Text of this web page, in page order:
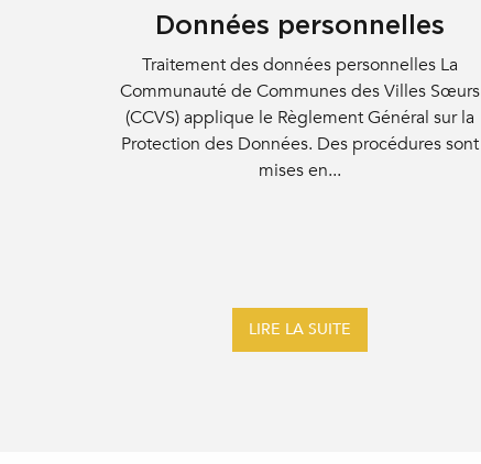
Données personnelles
Traitement des données personnelles La
Communauté de Communes des Villes Sœurs
(CCVS) applique le Règlement Général sur la
Protection des Données. Des procédures sont
mises en...
LIRE LA SUITE